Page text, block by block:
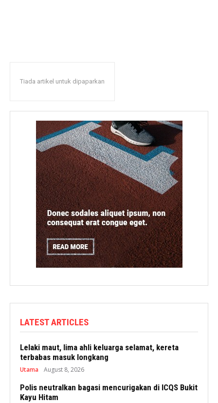
Tiada artikel untuk dipaparkan
LATEST ARTICLES
Lelaki maut, lima ahli keluarga selamat, kereta
terbabas masuk longkang
Utama August 8, 2026
Polis neutralkan bagasi mencurigakan di ICQS Bukit
Kayu Hitam